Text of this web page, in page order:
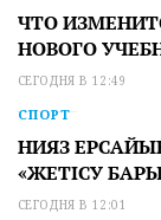
ЧТО
НОВОГО
СЕГОДНЯ В 12:49
СПОРТ
НИЯЗ
«ЖЕТІСУ
СЕГОДНЯ В 12:01